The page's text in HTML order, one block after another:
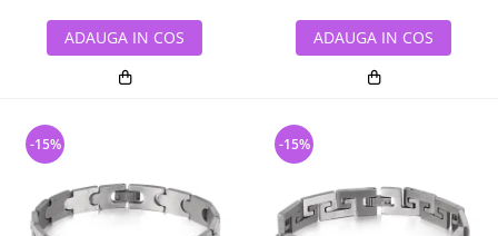
ADAUGA IN COS ADAUGA IN COS
-15% -15%